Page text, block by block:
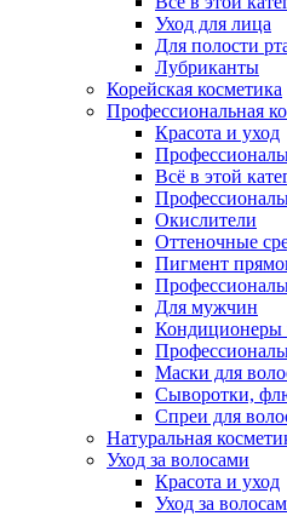
Уход для лица
Для полости
Лубриканты
Корейская косметика
Профессиональная
Красота и уход
Всё в этой
Окислители
Оттеночные
Пигмент
Для мужчин
Кондиционеры
Маски для
Сыворотки,
Спреи для
Натуральная
Уход за волосами
Красота и уход
Уход за